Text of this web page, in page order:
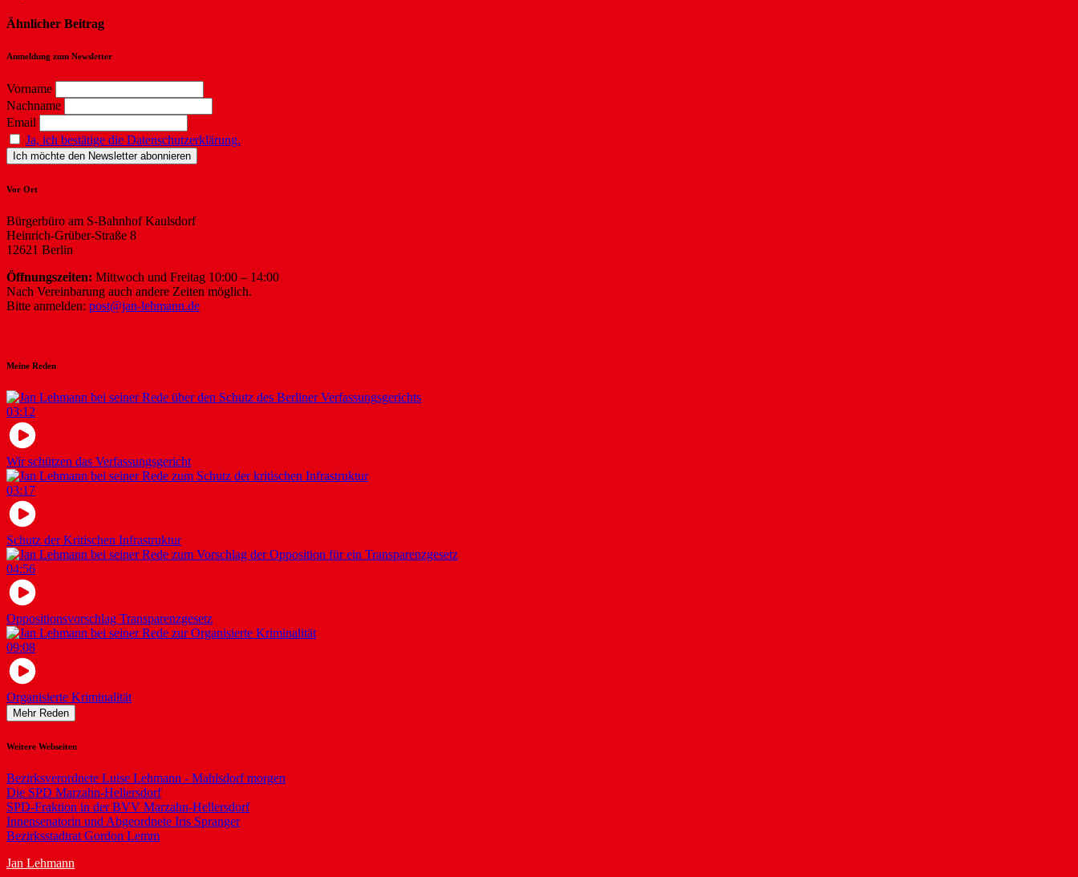
Ähnlicher Beitrag
Anmeldung zum Newsletter
Vorname
Nachname
Email
Ja, ich bestätige die Datenschutzerklärung.
Vor Ort
Bürgerbüro am S-Bahnhof Kaulsdorf
Heinrich-Grüber-Straße 8
12621 Berlin
Öffnungszeiten: Mittwoch und Freitag 10:00 – 14:00
Nach Vereinbarung auch andere Zeiten möglich.
Bitte anmelden: post@jan-lehmann.de
Meine Reden
03:12
Wir schützen das Verfassungsgericht
03:17
Schutz der Kritischen Infrastruktur
04:56
Oppositionsvorschlag Transparenzgesetz
09:08
Organisierte Kriminalität
Mehr Reden
Weitere Webseiten
Bezirksverordnete Luise Lehmann - Mahlsdorf morgen
Die SPD Marzahn-Hellersdorf
SPD-Fraktion in der BVV Marzahn-Hellersdorf
Innensenatorin und Abgeordnete Iris Spranger
Bezirksstadtrat Gordon Lemm
Jan Lehmann